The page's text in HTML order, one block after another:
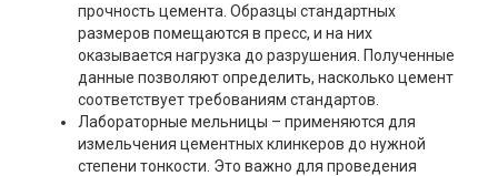
прочность цемента. Образцы стандартных
размеров помещаются в пресс, и на них
оказывается нагрузка до разрушения. Полученные
данные позволяют определить, насколько цемент
соответствует требованиям стандартов.
Лабораторные мельницы – применяются для
измельчения цементных клинкеров до нужной
степени тонкости. Это важно для проведения